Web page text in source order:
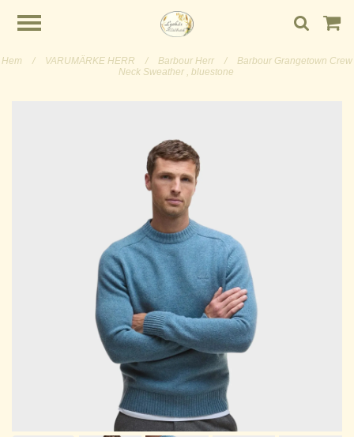
Hem / VARUMÄRKE HERR / Barbour Herr /
Barbour Grangetown Crew
Neck Sweather , bluestone